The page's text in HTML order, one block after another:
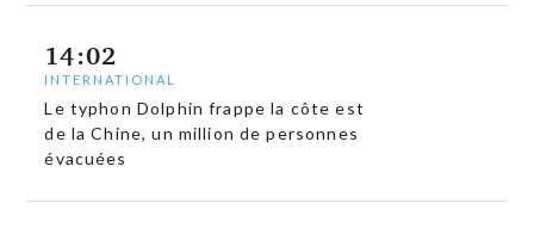
14:02
INTERNATIONAL
Le typhon Dolphin frappe la côte est
de la Chine, un million de personnes
évacuées